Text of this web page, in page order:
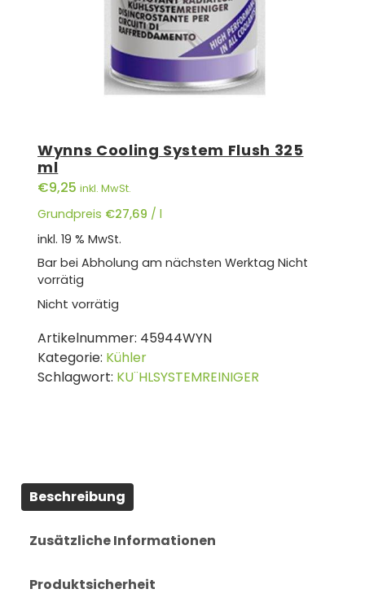
Wynns Cooling System Flush 325
ml
€9,25 inkl. MwSt.
Grundpreis €27,69 / l
inkl. 19 % MwSt.
Bar bei Abholung am nächsten Werktag Nicht
vorrätig
Nicht vorrätig
Artikelnummer: 45944WYN
Kategorie: Kühler
Schlagwort: KU¨HLSYSTEMREINIGER
Beschreibung
Zusätzliche Informationen
Produktsicherheit